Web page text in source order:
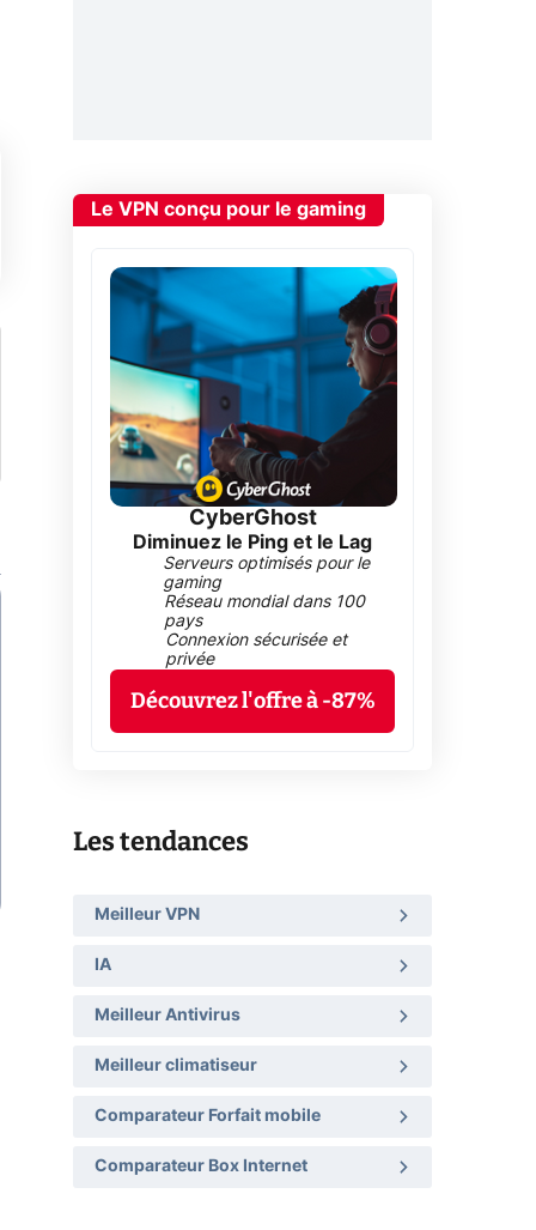
Le VPN conçu pour le gaming
CyberGhost
Diminuez le Ping et le Lag
Serveurs optimisés pour le
gaming
Réseau mondial dans 100
pays
Connexion sécurisée et
privée
Découvrez l'offre à -87%
Les tendances
Meilleur VPN
IA
Meilleur Antivirus
Meilleur climatiseur
Comparateur Forfait mobile
Comparateur Box Internet